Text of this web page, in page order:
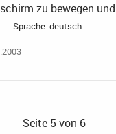
zu bewegen
Sprache: deutsch
Seite 5 von 6